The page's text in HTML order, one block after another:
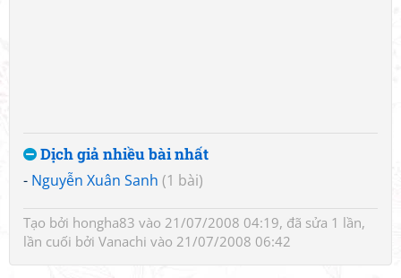
Dịch giả nhiều bài nhất
- Nguyễn Xuân Sanh (1 bài)
Tạo bởi hongha83 vào 21/07/2008 04:19, đã sửa 1 lần,
lần cuối bởi Vanachi vào 21/07/2008 06:42